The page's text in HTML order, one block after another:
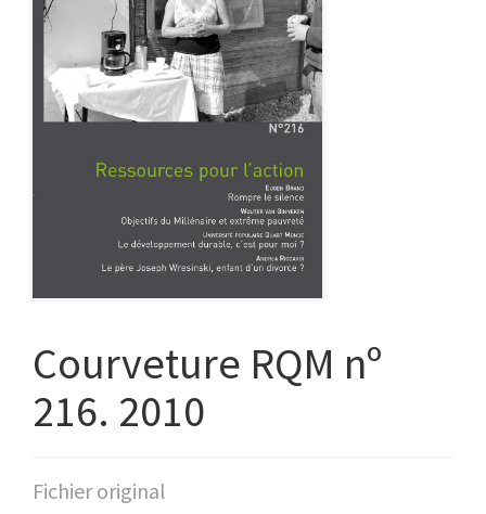
Courveture RQM nº
216. 2010
Fichier original